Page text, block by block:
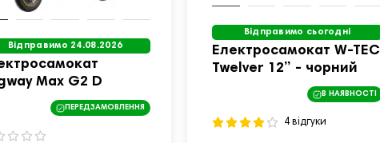
Відправимо 24.08.2026
Max G2 D
ПЕРЕДЗАМОВЛЕННЯ
Відправимо сьогодні
Електросамокат W-TEC
Twelver 12” - чорний
В НАЯВНОСТІ
4 відгуки